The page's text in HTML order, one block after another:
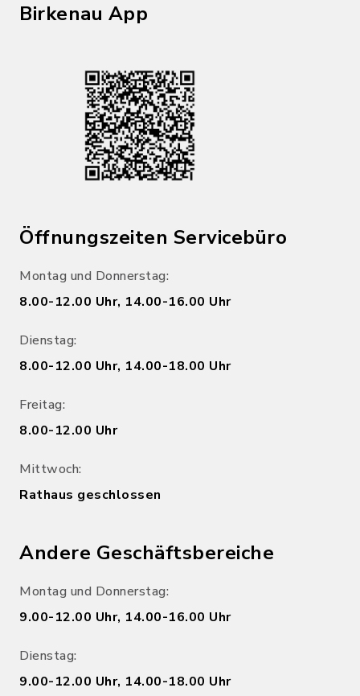
Birkenau App
Öffnungszeiten Servicebüro
Montag und Donnerstag:
8.00-12.00 Uhr, 14.00-16.00 Uhr
Dienstag:
8.00-12.00 Uhr, 14.00-18.00 Uhr
Freitag:
8.00-12.00 Uhr
Mittwoch:
Rathaus geschlossen
Andere Geschäftsbereiche
Montag und Donnerstag:
9.00-12.00 Uhr, 14.00-16.00 Uhr
Dienstag:
9.00-12.00 Uhr, 14.00-18.00 Uhr